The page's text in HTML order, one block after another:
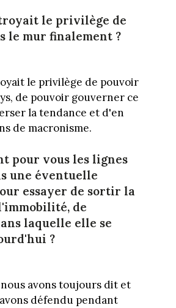
le privilège de
le mur finalement ?
le privilège de pouvoir
de pouvoir gouverner ce
la tendance et d'en
de macronisme.
pour vous les lignes
une éventuelle
essayer de sortir la
de
laquelle elle se
?
avons toujours dit et
défendu pendant